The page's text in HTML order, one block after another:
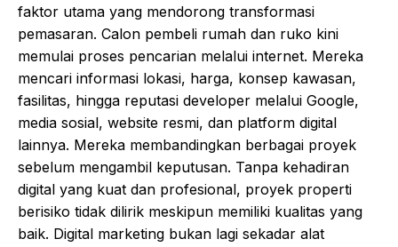
faktor utama yang mendorong transformasi
pemasaran. Calon pembeli rumah dan ruko kini
memulai proses pencarian melalui internet. Mereka
mencari informasi lokasi, harga, konsep kawasan,
fasilitas, hingga reputasi developer melalui Google,
media sosial, website resmi, dan platform digital
lainnya. Mereka membandingkan berbagai proyek
sebelum mengambil keputusan. Tanpa kehadiran
digital yang kuat dan profesional, proyek properti
berisiko tidak dilirik meskipun memiliki kualitas yang
baik. Digital marketing bukan lagi sekadar alat